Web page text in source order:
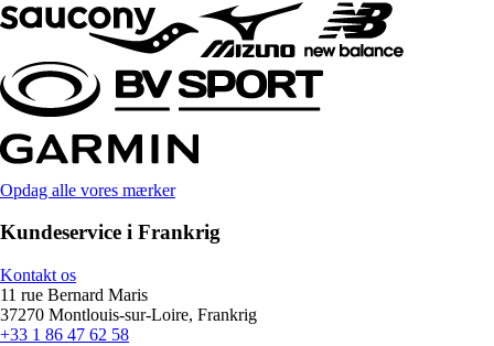
Opdag alle vores mærker
Kundeservice i Frankrig
Kontakt os
11 rue Bernard Maris
37270 Montlouis-sur-Loire, Frankrig
+33 1 86 47 62 58